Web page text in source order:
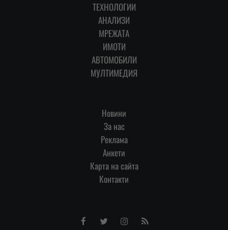
ТЕХНОЛОГИИ
АНАЛИЗИ
МРЕЖАТА
ИМОТИ
АВТОМОБИЛИ
МУЛТИМЕДИЯ
Новини
За нас
Реклама
Анкети
Карта на сайта
Контакти